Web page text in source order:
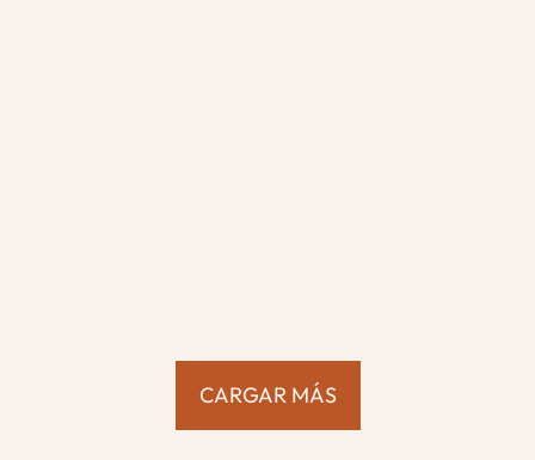
CARGAR MÁS